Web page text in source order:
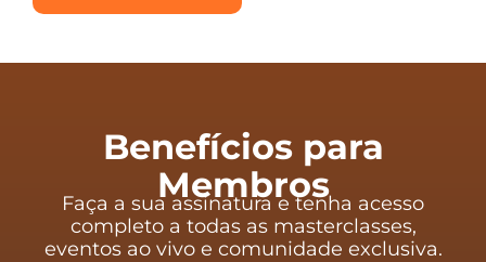
Benefícios para
Membros
Faça a sua assinatura e tenha acesso
completo a todas as masterclasses,
eventos ao vivo e comunidade exclusiva.